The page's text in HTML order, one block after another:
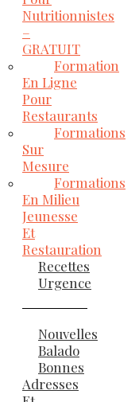
Nutritionnistes
–
GRATUIT
Formation
En Ligne
Pour
Restaurants
Formations
Sur
Mesure
Formations
En Milieu
Jeunesse
Et
Restauration
Recettes
Urgence
Nouvelles
Balado
Bonnes
Adresses